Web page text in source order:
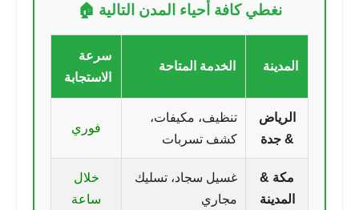
نغطي كافة أحياء المدن التالية 🏠
المدينة الخدمة المتاحة
سرعة
الاستجابة
الرياض
& جدة
تنظيف، مكيفات،
كشف تسربات
فوري
مكة &
المدينة
غسيل سجاد، تسليك
مجاري
خلال
ساعة